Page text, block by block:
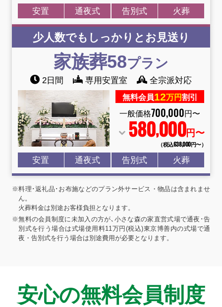
安置 通夜式 告別式 火葬
少人数でもしっかりとお見送り
家族葬58プラン
2日間 専用安置室 全宗派対応
無料会員12万円割引
一般価格700,000円〜
580,000円〜
（税込638,000円〜）
安置 通夜式 告別式 火葬
※料理･返礼品･お布施などのプラン外サービス・物品は含まれませ
ん。
火葬料金は別途お客様負担となります。
※無料の会員制度に未加入の方が､小さな森の家直営式場で通夜･告
別式を行う場合は式場使用料11万円(税込)東京博善内の式場で通
夜・告別式を行う場合は別途費用が必要となります。
安心の無料会員制度